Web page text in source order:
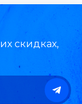
скидках,